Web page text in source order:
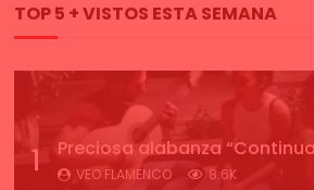
TOP 5 + VISTOS ESTA SEMANA
1 VEO FLAMENCO 8.6K